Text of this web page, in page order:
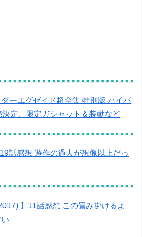
ダーエグゼイド超全集 特別版 ハイパ
定、限定ガシャット＆装動など
話感想 遊作の過去が想像以上だっ
】11話感想 この畳み掛けるよ